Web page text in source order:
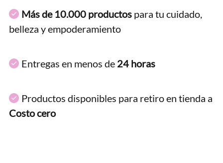
Más de 10.000 productos para tu cuidado,
belleza y empoderamiento
Entregas en menos de 24 horas
Productos disponibles para retiro en tienda a
Costo cero